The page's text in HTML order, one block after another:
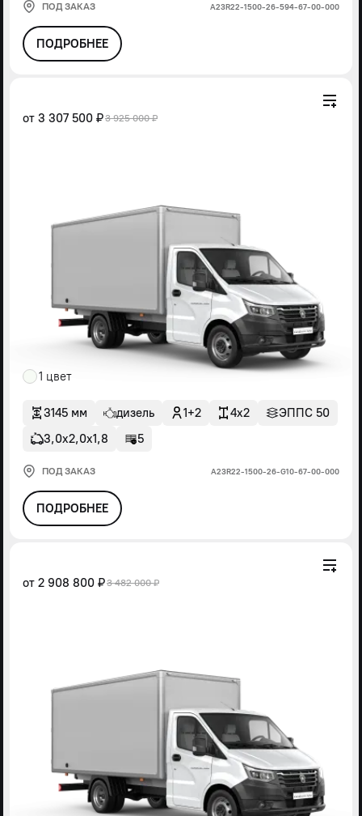
ПОД ЗАКАЗ А23R22-1500-26-594-67-00-000
ПОДРОБНЕЕ
от 3 307 500 ₽3 925 000 ₽
1 цвет
3145 мм дизель 1+2 4x2
ЭППС 50
3,0х2,0х1,8
5
ПОД ЗАКАЗ А23R22-1500-26-G10-67-00-000
ПОДРОБНЕЕ
от 2 908 800 ₽3 482 000 ₽